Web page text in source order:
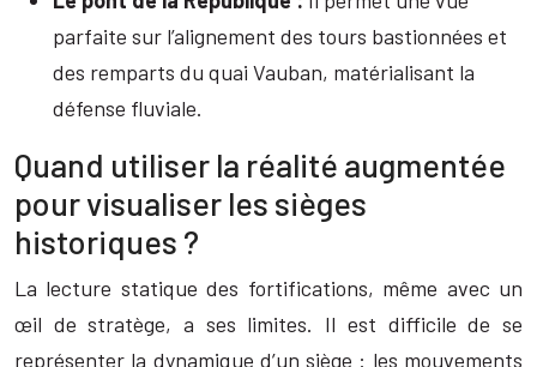
parfaite sur l’alignement des tours bastionnées et
des remparts du quai Vauban, matérialisant la
défense fluviale.
Quand utiliser la réalité augmentée
pour visualiser les sièges
historiques ?
La lecture statique des fortifications, même avec un
œil de stratège, a ses limites. Il est difficile de se
représenter la dynamique d’un siège : les mouvements